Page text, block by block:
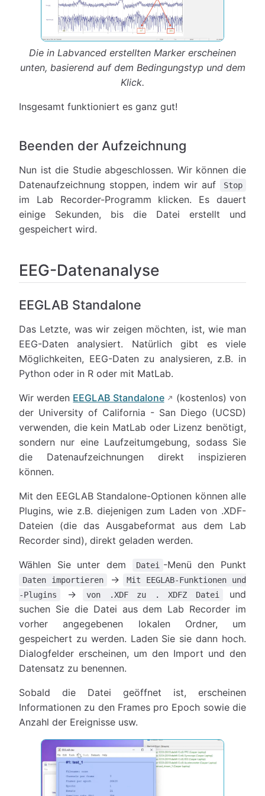
Die in Labvanced erstellten Marker erscheinen
unten, basierend auf dem Bedingungstyp und dem
Klick.
Insgesamt funktioniert es ganz gut!
Beenden der Aufzeichnung
Nun ist die Studie abgeschlossen. Wir können die
Datenaufzeichnung stoppen, indem wir auf
Stop
im Lab Recorder-Programm klicken. Es dauert
einige Sekunden, bis die Datei erstellt und
gespeichert wird.
EEG-Datenanalyse
EEGLAB Standalone
Das Letzte, was wir zeigen möchten, ist, wie man
EEG-Daten analysiert. Natürlich gibt es viele
Möglichkeiten, EEG-Daten zu analysieren, z.B. in
Python oder in R oder mit MatLab.
Wir werden EEGLAB Standalone
(kostenlos) von
der University of California - San Diego (UCSD)
verwenden, die kein MatLab oder Lizenz benötigt,
sondern nur eine Laufzeitumgebung, sodass Sie
die Datenaufzeichnungen direkt inspizieren
können.
Mit den EEGLAB Standalone-Optionen können alle
Plugins, wie z.B. diejenigen zum Laden von .XDF-
Dateien (die das Ausgabeformat aus dem Lab
Recorder sind), direkt geladen werden.
Wählen Sie unter dem Datei -Menü den Punkt
Daten importieren →
Mit EEGLAB-Funktionen und
-Plugins
→ von .XDF zu . XDFZ Datei
und
suchen Sie die Datei aus dem Lab Recorder im
vorher angegebenen lokalen Ordner, um
gespeichert zu werden. Laden Sie sie dann hoch.
Dialogfelder erscheinen, um den Import und den
Datensatz zu benennen.
Sobald die Datei geöffnet ist, erscheinen
Informationen zu den Frames pro Epoch sowie die
Anzahl der Ereignisse usw.